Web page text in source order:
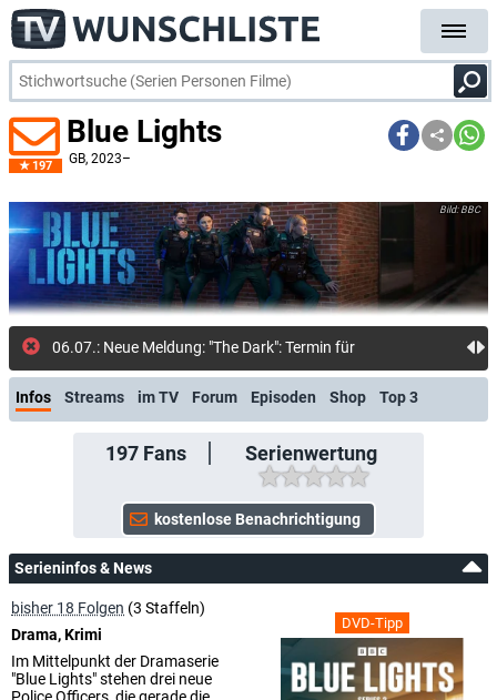
197
Blue Lights
GB, 2023–
BBC
Infos Streams im TV Forum Episoden Shop Top 3
197Fans Serienwertung
Serieninfos & News
DVD-Tipp
bisher 18 Folgen (3 Staffeln)
Drama, Krimi
Im Mittelpunkt der Dramaserie
"Blue Lights" stehen drei neue
Police Officers, die gerade die